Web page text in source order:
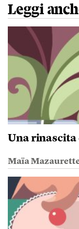
Leggi
Una rinascita
Maïa